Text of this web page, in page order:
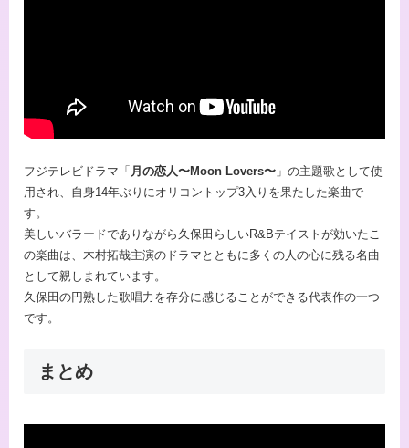
フジテレビドラマ「 月の恋人〜Moon Lovers〜 」の主題歌として使
用され、自身14年ぶりにオリコントップ3入りを果たした楽曲で
す。
美しいバラードでありながら久保田らしいR&Bテイストが効いたこ
の楽曲は、木村拓哉主演のドラマとともに多くの人の心に残る名曲
として親しまれています。
久保田の円熟した歌唱力を存分に感じることができる代表作の一つ
です。
まとめ